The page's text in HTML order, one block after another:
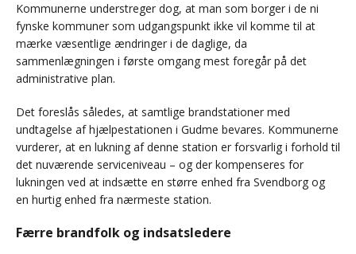
Kommunerne understreger dog, at man som borger i de ni
fynske kommuner som udgangspunkt ikke vil komme til at
mærke væsentlige ændringer i de daglige, da
sammenlægningen i første omgang mest foregår på det
administrative plan.
Det foreslås således, at samtlige brandstationer med
undtagelse af hjælpestationen i Gudme bevares. Kommunerne
vurderer, at en lukning af denne station er forsvarlig i forhold til
det nuværende serviceniveau – og der kompenseres for
lukningen ved at indsætte en større enhed fra Svendborg og
en hurtig enhed fra nærmeste station.
Færre brandfolk og indsatsledere